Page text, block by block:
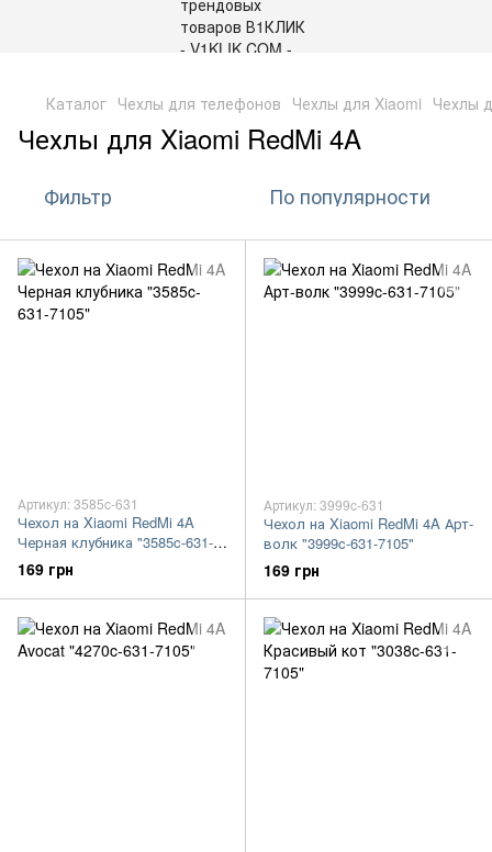
Каталог Чехлы для телефонов Чехлы для Xiaomi Чехлы
Чехлы для Xiaomi RedMi 4A
Фильтр По популярности
Артикул: 3585c-631
Чехол на Xiaomi RedMi 4A
Черная клубника "3585c-631-
7105"
169 грн
Артикул: 3999c-631
Чехол на Xiaomi RedMi 4A Арт-
волк "3999c-631-7105"
169 грн